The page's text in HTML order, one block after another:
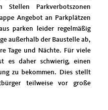
Parkverbotszonen
Angebot an Parkplätzen
parken leider regelmäßig
außerhalb der Baustelle ab,
Tage und Nächte. Für viele
es daher schwierig, einen
zu bekommen. Dies stellt
teilweise vor große